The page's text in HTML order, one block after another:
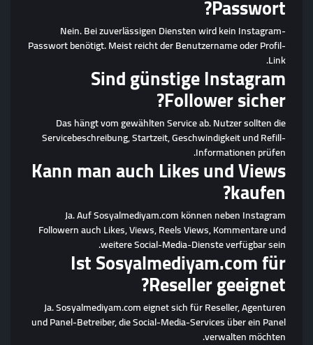
Passwort?
Nein. Bei zuverlässigen Diensten wird kein Instagram-
Passwort benötigt. Meist reicht der Benutzername oder Profil-
Link.
Sind günstige Instagram
Follower sicher?
Das hängt vom gewählten Service ab. Nutzer sollten die
Servicebeschreibung, Startzeit, Geschwindigkeit und Refill-
Informationen prüfen.
Kann man auch Likes und Views
kaufen?
Ja. Auf Sosyalmediyam.com können neben Instagram
Followern auch Likes, Views, Reels Views, Kommentare und
weitere Social-Media-Dienste verfügbar sein.
Ist Sosyalmediyam.com für
Reseller geeignet?
Ja. Sosyalmediyam.com eignet sich für Reseller, Agenturen
und Panel-Betreiber, die Social-Media-Services über ein Panel
verwalten möchten.